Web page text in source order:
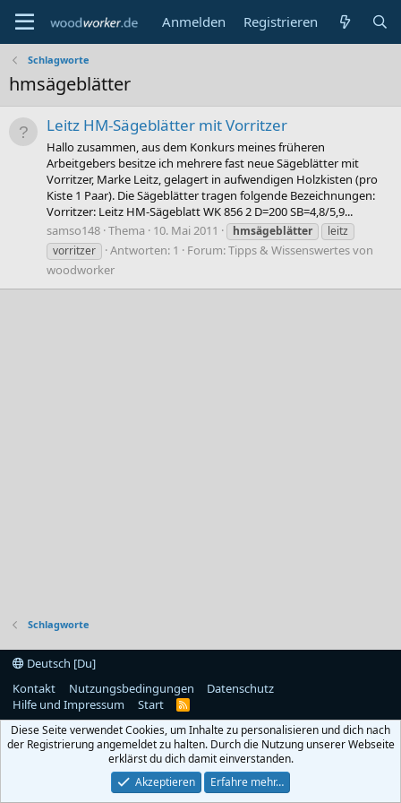
Anmelden Registrieren
Schlagworte
hmsägeblätter
Leitz HM-Sägeblätter mit Vorritzer
Hallo zusammen, aus dem Konkurs meines früheren
Arbeitgebers besitze ich mehrere fast neue Sägeblätter mit
Vorritzer, Marke Leitz, gelagert in aufwendigen Holzkisten (pro
Kiste 1 Paar). Die Sägeblätter tragen folgende Bezeichnungen:
Vorritzer: Leitz HM-Sägeblatt WK 856 2 D=200 SB=4,8/5,9...
samso148 Thema 10. Mai 2011 hmsägeblätter
leitz
vorritzer
Antworten: 1 Forum:Tipps & Wissenswertes von
woodworker
Schlagworte
Deutsch [Du]
Kontakt
Nutzungsbedingungen
Datenschutz
Hilfe und Impressum
Start
R
S
Diese Seite verwendet Cookies, um Inhalte zu personalisieren und dich nach
der Registrierung angemeldet zu halten. Durch die Nutzung unserer Webseite
erklärst du dich damit einverstanden.
Akzeptieren
Erfahre mehr…